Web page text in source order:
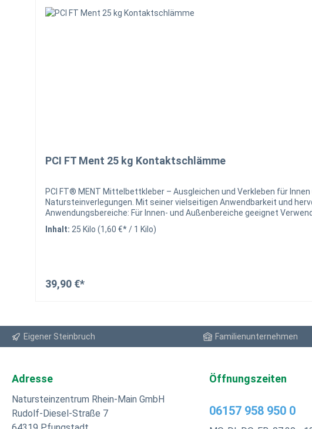
PCI FT Ment 25 kg Kontaktschlämme
PCI FT® MENT Mittelbettkleber – Ausgleichen und Verkleben für
Natursteinverlegungen. Mit seiner vielseitigen Anwendbarkeit und
Anwendungsbereiche: Für Innen- und Außenbereiche geeignet Verwendbar an Wand und Boden Weitestgehend hohlraumfreie Verlegung von Steinzeug- und Feinsteinzeugplatten
Geeignet für die Verlegung von verfärbungsunempfindlichen
Cotto und Betonwerksteinen mit großen Dickentoleranzen Verlegebettdicken von 2 bis 25 mm möglich
Inhalt: 25 Kilo (1,60 €* / 1 Kilo)
39,90 €*
Eigener Steinbruch Familienunternehmen
Adresse
Natursteinzentrum Rhein-Main GmbH
Rudolf-Diesel-Straße 7
Öffnungszeiten
06157 958 950 0